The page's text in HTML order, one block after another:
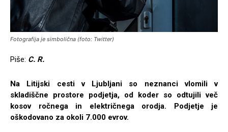
Fotografija je simbolična (foto: Twitter)
Piše: C. R.
Na Litijski cesti v Ljubljani so neznanci vlomili v
skladiščne prostore podjetja, od koder so odtujili več
kosov ročnega in električnega orodja. Podjetje je
oškodovano za okoli 7.000 evrov.